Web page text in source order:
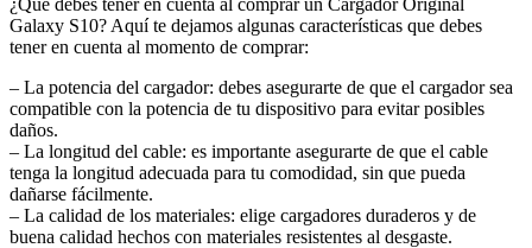
Galaxy S10? Aquí te dejamos algunas características que debes
tener en cuenta al momento de comprar:
– La potencia del cargador: debes asegurarte de que el cargador sea
compatible con la potencia de tu dispositivo para evitar posibles
daños.
– La longitud del cable: es importante asegurarte de que el cable
tenga la longitud adecuada para tu comodidad, sin que pueda
dañarse fácilmente.
– La calidad de los materiales: elige cargadores duraderos y de
buena calidad hechos con materiales resistentes al desgaste.